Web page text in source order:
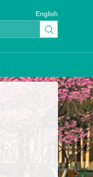
English